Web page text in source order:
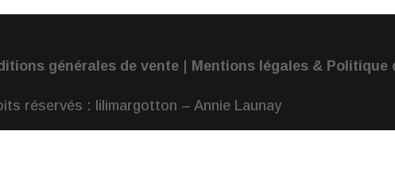
générales de vente Mentions légales &
réservés : lilimargotton – Annie Launay